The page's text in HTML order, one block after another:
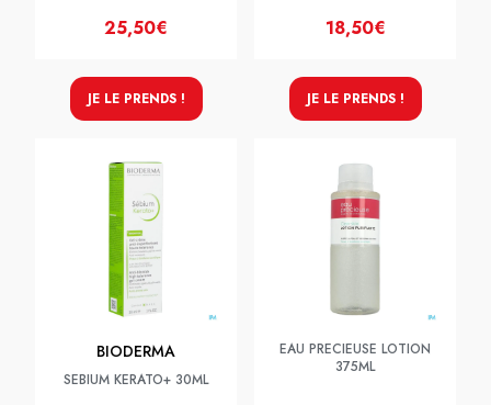
25,50€
JE LE PRENDS !
18,50€
JE LE PRENDS !
BIODERMA
SEBIUM KERATO+ 30ML
EAU PRECIEUSE LOTION
375ML